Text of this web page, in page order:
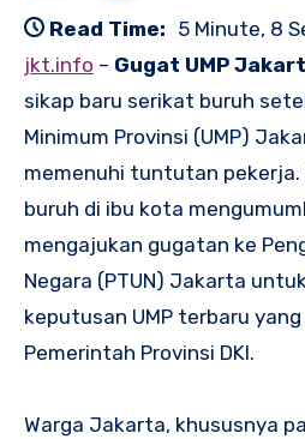
Read Time: 5 Minute, 8
jkt.info – Gugat UMP
sikap baru serikat buruh
Minimum Provinsi (UMP)
memenuhi tuntutan
buruh di ibu kota
mengajukan gugatan ke
Negara (PTUN) Jakarta
keputusan UMP terbaru
Pemerintah Provinsi DKI.
Warga Jakarta, khususnya